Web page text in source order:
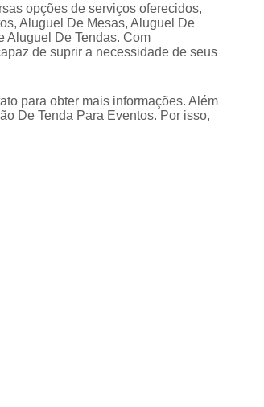
opções de serviços oferecidos,
Aluguel De Mesas, Aluguel De
Aluguel De Tendas. Com
de suprir a necessidade de seus
para obter mais informações. Além
De Tenda Para Eventos. Por isso,